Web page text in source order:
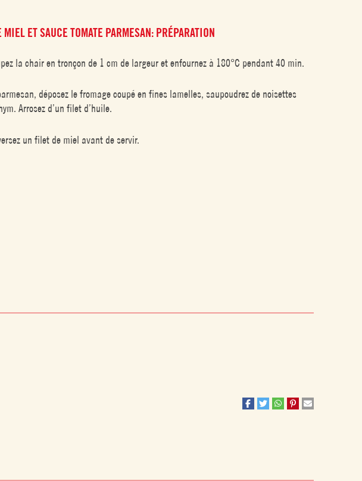
ET SAUCE TOMATE PARMESAN: PRÉPARATION
la chair en tronçon de 1 cm de largeur et enfournez à 180°C pendant 40 min.
déposez le fromage coupé en fines lamelles, saupoudrez de noisettes
Arrosez d’un filet d’huile.
un filet de miel avant de servir.